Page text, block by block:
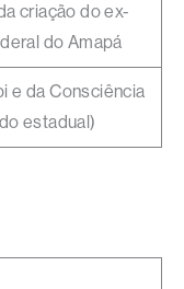
criação do ex-
do Amapá
e da Consciência
estadual)